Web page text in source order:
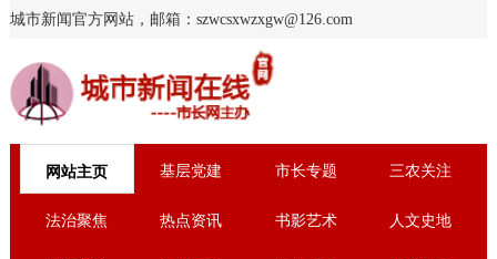
城市新闻官方网站，邮箱：szwcsxwzxgw@126.com
网站主页 基层党建 市长专题 三农关注
法治聚焦 热点资讯 书影艺术 人文史地